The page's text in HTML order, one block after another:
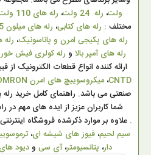
ولت، رله 24 ولت ، رله های 110 ولت
مختلف : رله های کتابی، رله های میلون 5 پایه
رله های پکیجی امرن و پاناسونیک، رله
رله های آمپر بالا و رله کولری فیش خور
ارائه کننده انواع قطعات الکترونیک از
CNTD،میکروسوییچ های امرن OMRON
صنعتی می باشد. راهنمای کامل خرید
شما کاربران عزیز از ایده های مهم
. علاوه بر موارد ذکرشده فروشگاه
سیم لحیم، فیوز های شیشه ای،
دار، پتانسیومتر،آی سی ودیود